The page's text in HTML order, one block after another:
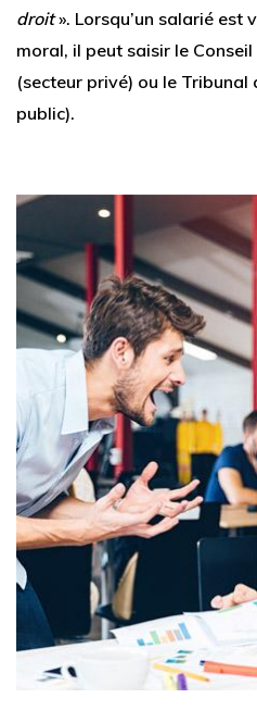
droit». Lorsqu’un salarié est
moral, il peut saisir le Conseil
(secteur privé) ou le
public).